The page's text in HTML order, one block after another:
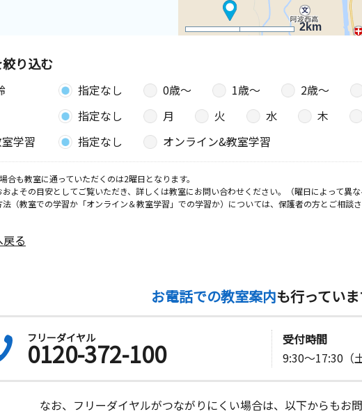
2km
り込む
指定なし 0歳〜 1歳〜 2歳〜
指定なし 月 火 水 木
学習
指定なし オンライン&教室学習
も教室に通っていただくのは2曜日となります。
よその目安としてご覧いただき、詳しくは教室にお問い合わせください。（曜日によって異
（教室での学習か「オンライン＆教室学習」での学習か）については、保護者の方とご相談さ
る
お電話での教室案内も行ってい
フリーダイヤル
0120-372-100
受付時間
9:30～17:30（
なお、フリーダイヤルがつながりにくい場合は、以下からもお